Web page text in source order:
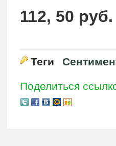
112, 50 руб.
Теги
Поделиться